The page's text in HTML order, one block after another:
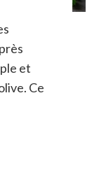
et
Ce